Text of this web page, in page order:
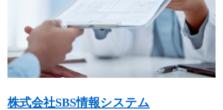
株式会社SBS情報システム